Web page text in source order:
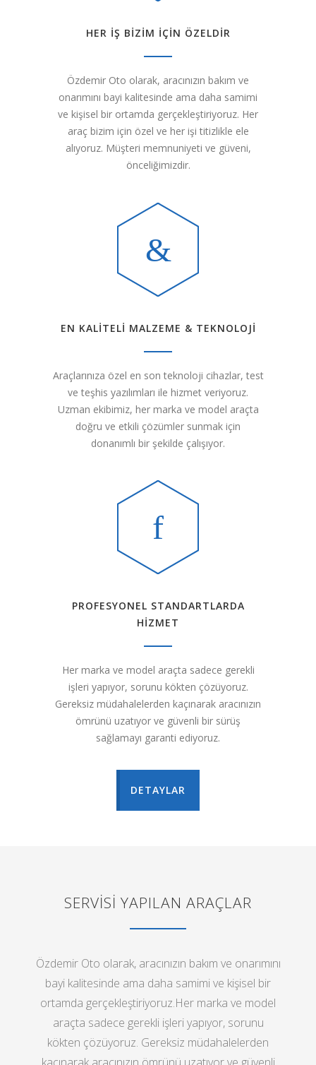
HER İŞ BİZİM İÇİN ÖZELDİR
Özdemir Oto olarak, aracınızın bakım ve
onarımını bayi kalitesinde ama daha samimi
ve kişisel bir ortamda gerçekleştiriyoruz. Her
araç bizim için özel ve her işi titizlikle ele
alıyoruz. Müşteri memnuniyeti ve güveni,
önceliğimizdir.
EN KALİTELİ MALZEME & TEKNOLOJİ
Araçlarınıza özel en son teknoloji cihazlar, test
ve teşhis yazılımları ile hizmet veriyoruz.
Uzman ekibimiz, her marka ve model araçta
doğru ve etkili çözümler sunmak için
donanımlı bir şekilde çalışıyor.
PROFESYONEL STANDARTLARDA
HİZMET
Her marka ve model araçta sadece gerekli
işleri yapıyor, sorunu kökten çözüyoruz.
Gereksiz müdahalelerden kaçınarak aracınızın
ömrünü uzatıyor ve güvenli bir sürüş
sağlamayı garanti ediyoruz.
DETAYLAR
SERVİSİ YAPILAN ARAÇLAR
Özdemir Oto olarak, aracınızın bakım ve onarımını
bayi kalitesinde ama daha samimi ve kişisel bir
ortamda gerçekleştiriyoruz.Her marka ve model
araçta sadece gerekli işleri yapıyor, sorunu
kökten çözüyoruz. Gereksiz müdahalelerden